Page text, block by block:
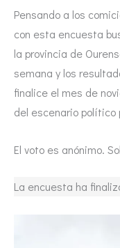
Pensando a los
con esta encuesta
la provincia de
semana y los
finalice el mes de
del escenario político
El voto es anónimo.
La encuesta ha